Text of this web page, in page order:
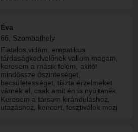
Éva
66, Szombathely
Fiatalos,vidám, empatikus
tárdaságkedvelőnek vallom magam,
keresem a másik felem, akitől
mindössze őszinteséget,
becsületességet, tiszta érzelmeket
várnék el, csak amit én is nyújtanék.
Keresem a társam kiránduláshoz,
utazáshoz, koncert, fesztiválok mozi